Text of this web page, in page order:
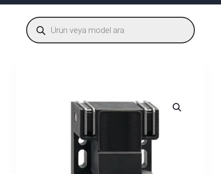
Products
search